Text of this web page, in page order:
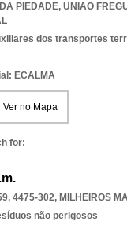
PIEDADE, UNIAO
dos transportes
ECALMA
Ver no Mapa
for:
4475-302, MILHEIROS
não perigosos